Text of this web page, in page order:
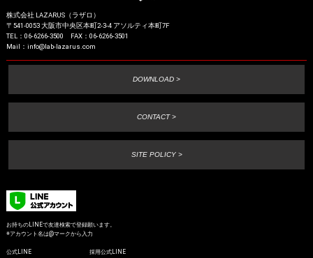
株式会社 LAZARUS（ラザロ）
〒541-0053 大阪市中央区本町2-3-4 アソルティ本町7F
TEL：06-6266-3500 FAX：06-6266-3501
Mail：info@lab-lazarus.com
DOWNLOAD >
CONTACT >
SITE POLICY >
お持ちのLINEで友達検索で登録願います。
※アカウント名は@マークから入力
公式LINE 採用公式LINE